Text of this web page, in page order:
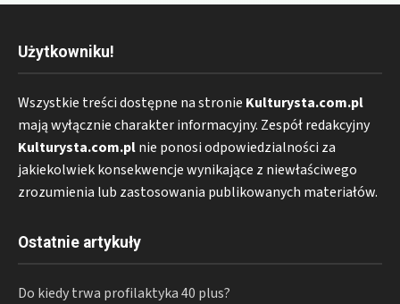
Użytkowniku!
Wszystkie treści dostępne na stronie Kulturysta.com.pl
mają wyłącznie charakter informacyjny. Zespół redakcyjny
Kulturysta.com.plnie ponosi odpowiedzialności za
jakiekolwiek konsekwencje wynikające z niewłaściwego
zrozumienia lub zastosowania publikowanych materiałów.
Ostatnie artykuły
Do kiedy trwa profilaktyka 40 plus?